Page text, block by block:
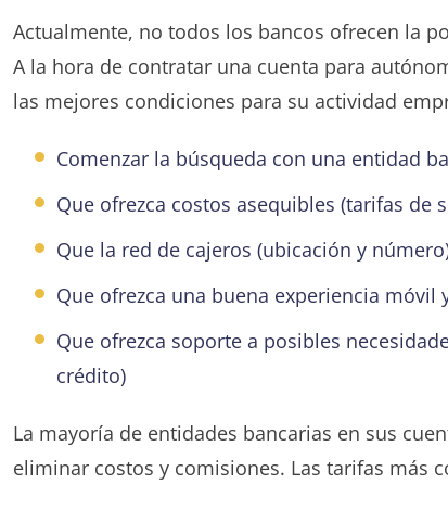
Actualmente, no todos los bancos ofrecen la
A la hora de contratar una cuenta para
las mejores condiciones para su actividad
Comenzar la búsqueda con una entidad
Que ofrezca costos asequibles (tarifas
Que la red de cajeros (ubicación y
Que ofrezca una buena experiencia móvil
Que ofrezca soporte a posibles
crédito)
La mayoría de entidades bancarias en sus
eliminar costos y comisiones. Las tarifas más